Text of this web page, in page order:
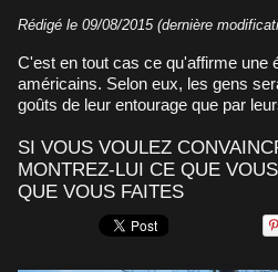
Rédigé le 09/08/2015 (dernière
C'est en tout cas ce qu'affirme une
américains. Selon eux, les gens
goûts de leur entourage que par
SI VOUS VOULEZ
MONTREZ-LUI CE QUE
QUE VOUS FAITES